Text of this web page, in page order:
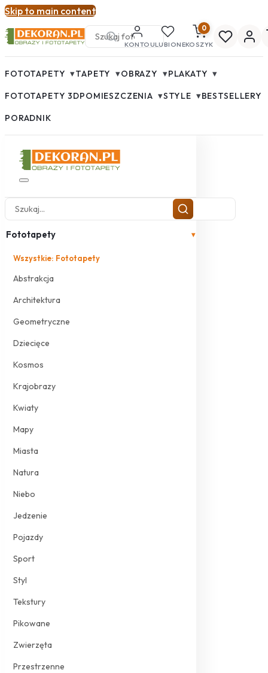
Skip to main content
KONTOULUBIONE
0
KOSZYK
FOTOTAPETY ▾TAPETY ▾OBRAZY ▾PLAKATY ▾
FOTOTAPETY 3DPOMIESZCZENIA ▾STYLE ▾BESTSELLERY
PORADNIK
Fototapety ▾
Wszystkie: Fototapety
Abstrakcja
Architektura
Geometryczne
Dziecięce
Kosmos
Krajobrazy
Kwiaty
Mapy
Miasta
Natura
Niebo
Jedzenie
Pojazdy
Sport
Styl
Tekstury
Pikowane
Zwierzęta
Przestrzenne